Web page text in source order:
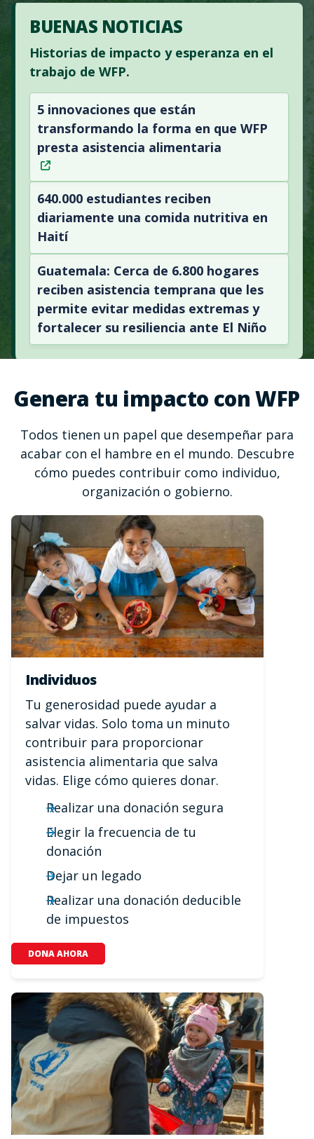
BUENAS NOTICIAS
Historias de impacto y esperanza en el
trabajo de WFP.
5 innovaciones que están
transformando la forma en que WFP
presta asistencia alimentaria
640.000 estudiantes reciben
diariamente una comida nutritiva en
Haití
Guatemala: Cerca de 6.800 hogares
reciben asistencia temprana que les
permite evitar medidas extremas y
fortalecer su resiliencia ante El Niño
Genera tu impacto con WFP
Todos tienen un papel que desempeñar para
acabar con el hambre en el mundo. Descubre
cómo puedes contribuir como individuo,
organización o gobierno.
Individuos
Tu generosidad puede ayudar a
salvar vidas. Solo toma un minuto
contribuir para proporcionar
asistencia alimentaria que salva
vidas. Elige cómo quieres donar.
Realizar una donación segura
Elegir la frecuencia de tu
donación
Dejar un legado
Realizar una donación deducible
de impuestos
DONA AHORA